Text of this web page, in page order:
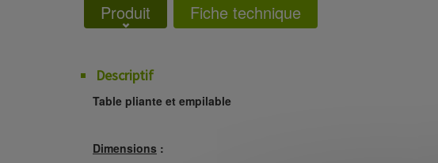
Produit Fiche technique
Descriptif
Table pliante et empilable
Dimensions :